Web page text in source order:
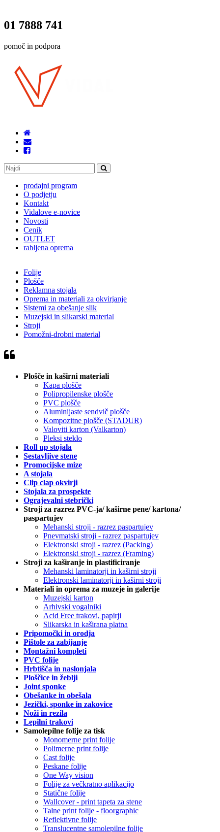
01 7888 741
pomoč in podpora
prodajni program
O podjetju
Kontakt
Vidalove e-novice
Novosti
Cenik
OUTLET
rabljena oprema
Folije
Plošče
Reklamna stojala
Oprema in materiali za okvirjanje
Sistemi za obešanje slik
Muzejski in slikarski material
Stroji
Pomožni-drobni material
Plošče in kaširni materiali
Kapa plošče
Polipropilenske plošče
PVC plošče
Aluminijaste sendvič plošče
Kompozitne plošče (STADUR)
Valoviti karton (Valkarton)
Pleksi steklo
Roll up stojala
Sestavljive stene
Promocijske mize
A stojala
Clip clap okvirji
Stojala za prospekte
Ograjevalni stebrički
Stroji za razrez PVC-ja/ kaširne pene/ kartona/
paspartujev
Mehanski stroji - razrez paspartujev
Pnevmatski stroji - razrez paspartujev
Elektronski stroji - razrez (Packing)
Elektronski stroji - razrez (Framing)
Stroji za kaširanje in plastificiranje
Mehanski laminatorji in kaširni stroji
Elektronski laminatorji in kaširni stroji
Materiali in oprema za muzeje in galerije
Muzejski karton
Arhivski vogalniki
Acid Free trakovi, papirji
Slikarska in kaširana platna
Pripomočki in orodja
Pištole za zabijanje
Montažni kompleti
PVC folije
Hrbtišča in naslonjala
Ploščice in žeblji
Joint sponke
Obešanke in obešala
Jezički, sponke in zakovice
Noži in rezila
Lepilni trakovi
Samolepilne folije za tisk
Monomerne print folije
Polimerne print folije
Cast folije
Peskane folije
One Way vision
Folije za večkratno aplikacijo
Statične folije
Wallcover - print tapeta za stene
Talne print folije - floorgraphic
Reflektivne folije
Translucentne samolepilne folije